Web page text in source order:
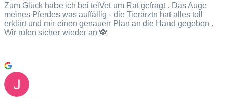
Zum Glück habe ich bei telVet um Rat gefragt . Das Auge
meines Pferdes was auffällig - die Tierärztn hat alles toll
erklärt und mir einen genauen Plan an die Hand gegeben .
Wir rufen sicher wieder an 🙈